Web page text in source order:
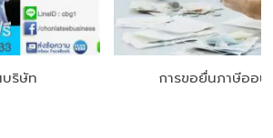
บริษัท การขอยื่นภาษีออน